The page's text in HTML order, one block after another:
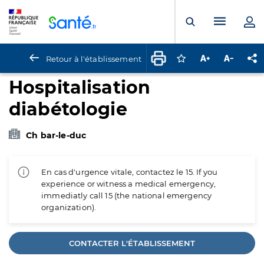
Ouvrir laMenu
Retour à l'établissement Connectez-vous
Augmenter la
Hospitalisation
diabétologie
Ch bar-le-duc
En cas d'urgence vitale, contactez le 15. If you
experience or witness a medical emergency,
immediatly call 15 (the national emergency
organization).
CONTACTER L'ÉTABLISSEMENT